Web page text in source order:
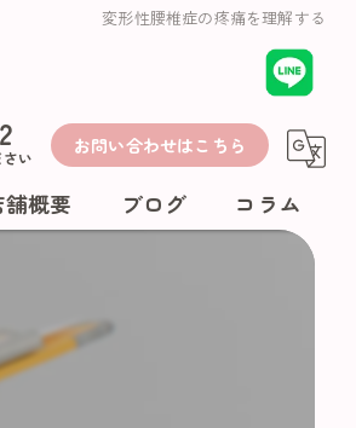
変形性腰椎症の疼痛を理解する
い
お問い合わせはこちら
舗概要 ブログ コラム